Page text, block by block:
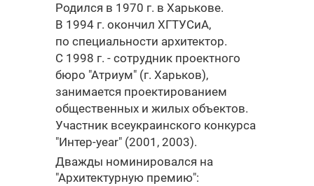
Родился в 1970 г. в Харькове.
В 1994 г. окончил ХГТУСиА,
по специальности архитектор.
С 1998 г. - сотрудник проектного
бюро "Атриум" (г. Харьков),
занимается проектированием
общественных и жилых объектов.
Участник всеукраинского конкурса
"Интер-year" (2001, 2003).
Дважды номинировался на
"Архитектурную премию":